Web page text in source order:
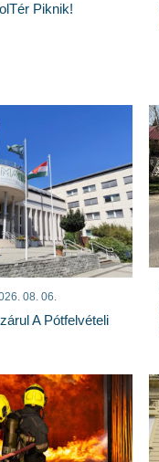
Piknik!
08. 06.
A Pótfelvételi